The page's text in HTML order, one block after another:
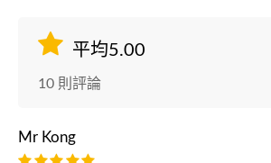
平均5.00
10 則評論
Mr Kong